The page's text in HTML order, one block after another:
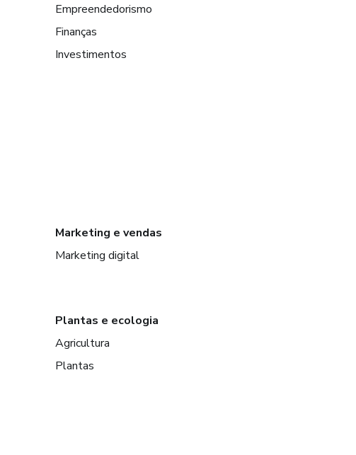
Empreendedorismo
Finanças
Investimentos
Marketing e vendas
Marketing digital
Plantas e ecologia
Agricultura
Plantas